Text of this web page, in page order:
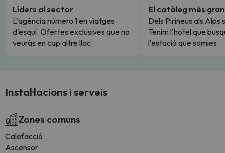
Líders al sector
L'agència número 1 en viatges
d'esquí. Ofertes exclusives que no
veuràs en cap altre lloc.
El catàleg més gran
Dels Pirineus als Alps
Tenim l'hotel que
l'estació que somies.
Instal·lacions i serveis
Zones comuns
Calefacció
Ascensor